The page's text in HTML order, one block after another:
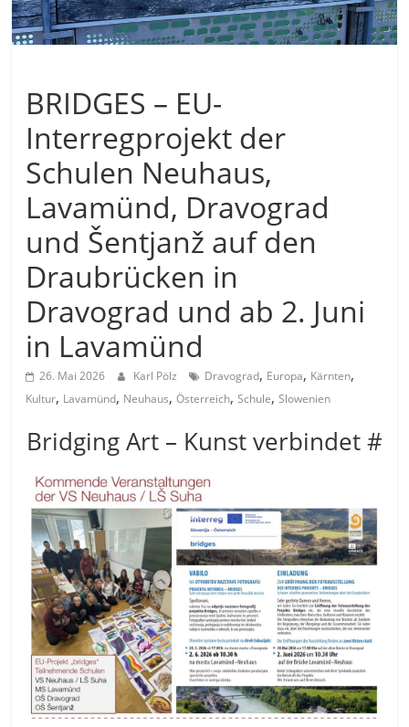
BRIDGES – EU-
Interregprojekt der
Schulen Neuhaus,
Lavamünd, Dravograd
und Šentjanž auf den
Draubrücken in
Dravograd und ab 2. Juni
in Lavamünd
26. Mai 2026 Karl Pölz Dravograd, Europa, Kärnten,
Kultur, Lavamünd, Neuhaus,Österreich,Schule,Slowenien
Bridging Art – Kunst verbindet #